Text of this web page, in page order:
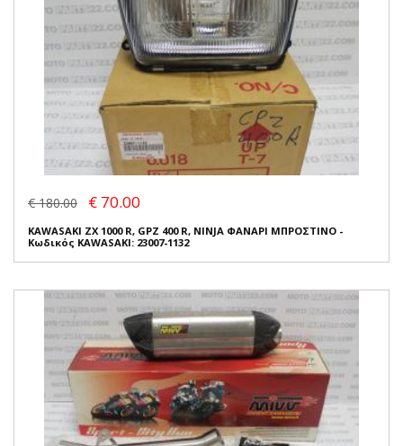
€ 180.00 € 70.00
KAWASAKI ZX 1000 R, GPZ 400 R, NINJA ΦΑΝΑΡΙ ΜΠΡΟΣΤΙΝΟ -
Κωδικός KAWASAKI: 23007-1132